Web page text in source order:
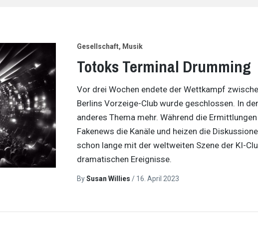
Gesellschaft Musik
Totoks Terminal Drumming
Vor drei Wochen endete der Wettkampf
Berlins Vorzeige-Club wurde geschlossen. In
anderes Thema mehr. Während die
Fakenews die Kanäle und heizen die
schon lange mit der weltweiten Szene der KI-
dramatischen Ereignisse.
By Susan Willies/ 16. April 2023